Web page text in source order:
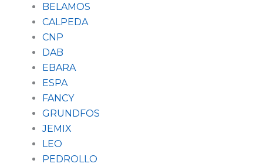
BELAMOS
CALPEDA
CNP
DAB
EBARA
ESPA
FANCY
GRUNDFOS
JEMIX
LEO
PEDROLLO